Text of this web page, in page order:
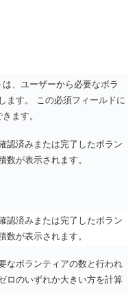
、ユーザーから必要なボラ
ます。 この必須フィールドに
ます。
認済みまたは完了したボラン
数が表示されます。
認済みまたは完了したボラン
数が表示されます。
なボランティアの数と行われ
ロのいずれか大きい方を計算